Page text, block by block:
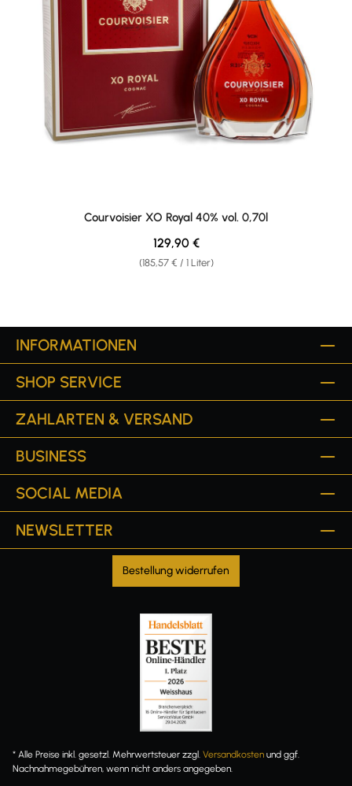
Courvoisier XO Royal 40% vol. 0,70l
(185,57 € / 1 Liter)
Regulärer Preis:
129,90 €
INFORMATIONEN
SHOP SERVICE
ZAHLARTEN & VERSAND
BUSINESS
SOCIAL MEDIA
NEWSLETTER
Bestellung widerrufen
* Alle Preise inkl. gesetzl. Mehrwertsteuer zzgl. Versandkosten und ggf.
Nachnahmegebühren, wenn nicht anders angegeben.